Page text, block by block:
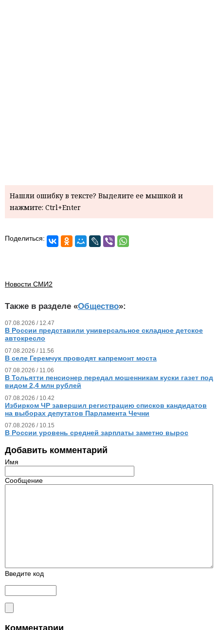
Нашли ошибку в тексте? Выделите ее мышкой и
нажмите: Ctrl+Enter
Поделиться:
Новости СМИ2
Также в разделе «Общество»:
07.08.2026 / 12.47
В России представили универсальное складное детское
автокресло
07.08.2026 / 11.56
В селе Геремчук проводят капремонт моста
07.08.2026 / 11.06
В Тольятти пенсионер передал мошенникам куски газет под
видом 2,4 млн рублей
07.08.2026 / 10.42
Избирком ЧР завершил регистрацию списков кандидатов
на выборах депутатов Парламента Чечни
07.08.2026 / 10.15
В России уровень средней зарплаты заметно вырос
Добавить комментарий
Имя
Сообщение
Введите код
Комментарии